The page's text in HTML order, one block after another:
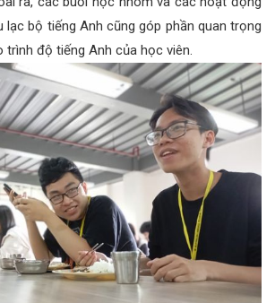
lạc bộ tiếng Anh cũng góp phần quan trọng
trình độ tiếng Anh của học viên.